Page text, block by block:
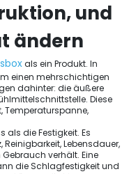
und
ändern
als ein Produkt. In
einen mehrschichtigen
dahinter: die äußere
Diese
Temperaturspanne,
als die Festigkeit. Es
Lebensdauer,
verhält. Eine
die Schlagfestigkeit und